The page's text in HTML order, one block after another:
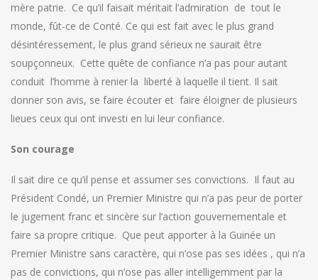
mère patrie. Ce qu’il faisait méritait l’admiration de tout le
monde, fût-ce de Conté. Ce qui est fait avec le plus grand
désintéressement, le plus grand sérieux ne saurait être
soupçonneux. Cette quête de confiance n’a pas pour autant
conduit l’homme à renier la liberté à laquelle il tient. Il sait
donner son avis, se faire écouter et faire éloigner de plusieurs
lieues ceux qui ont investi en lui leur confiance.
Son courage
Il sait dire ce qu’il pense et assumer ses convictions. Il faut au
Président Condé, un Premier Ministre qui n’a pas peur de porter
le jugement franc et sincère sur l’action gouvernementale et
faire sa propre critique. Que peut apporter à la Guinée un
Premier Ministre sans caractère, qui n’ose pas ses idées , qui n’a
pas de convictions, qui n’ose pas aller intelligemment par la